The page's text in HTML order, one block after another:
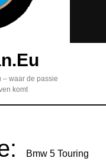
– waar de passie
komt
Bmw 5 Touring